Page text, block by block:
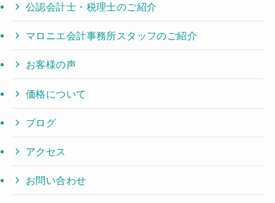
公認会計士・税理士のご紹介
マロニエ会計事務所スタッフのご紹介
お客様の声
価格について
ブログ
アクセス
お問い合わせ